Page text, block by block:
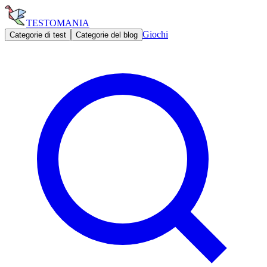
TESTOMANIA
Categorie di test Categorie del blog Giochi